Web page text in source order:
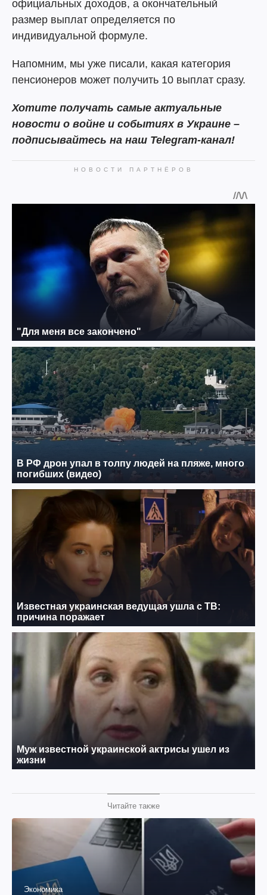
официальных доходов, а окончательный
размер выплат определяется по
индивидуальной формуле.
Напомним, мы уже писали, какая категория
пенсионеров может получить 10 выплат сразу.
Хотите получать самые актуальные
новости о войне и событиях в Украине –
подписывайтесь на наш Telegram-канал!
Читайте также
Экономика